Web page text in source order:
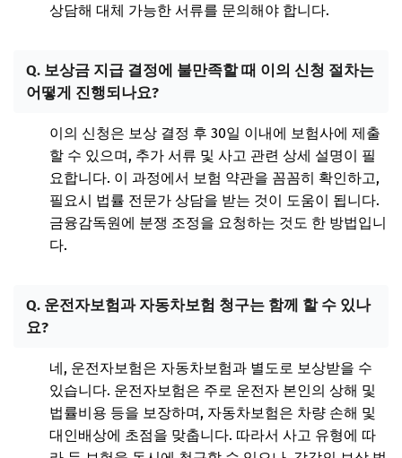
상담해 대체 가능한 서류를 문의해야 합니다.
Q. 보상금 지급 결정에 불만족할 때 이의 신청 절차는
어떻게 진행되나요?
이의 신청은 보상 결정 후 30일 이내에 보험사에 제출
할 수 있으며, 추가 서류 및 사고 관련 상세 설명이 필
요합니다. 이 과정에서 보험 약관을 꼼꼼히 확인하고,
필요시 법률 전문가 상담을 받는 것이 도움이 됩니다.
금융감독원에 분쟁 조정을 요청하는 것도 한 방법입니
다.
Q. 운전자보험과 자동차보험 청구는 함께 할 수 있나
요?
네, 운전자보험은 자동차보험과 별도로 보상받을 수
있습니다. 운전자보험은 주로 운전자 본인의 상해 및
법률비용 등을 보장하며, 자동차보험은 차량 손해 및
대인배상에 초점을 맞춥니다. 따라서 사고 유형에 따